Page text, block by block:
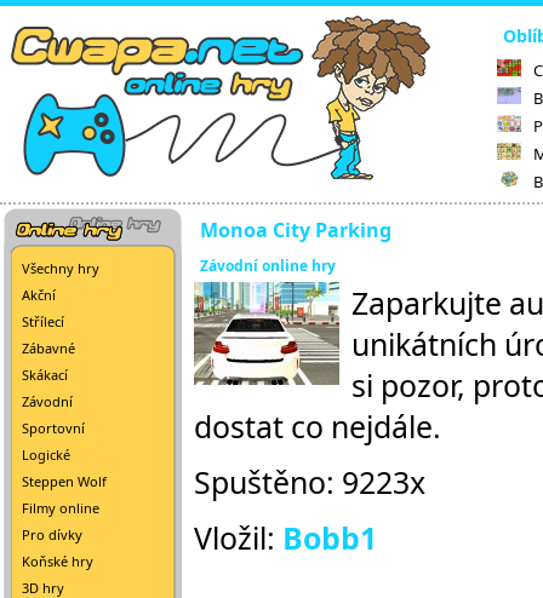
Všechny hry
Akční
Střílecí
Zábavné
Skákací
Závodní
Sportovní
Logické
Steppen Wolf
Filmy online
Pro dívky
Koňské hry
3D hry
Monoa City Parking
Závodní online hry
Zaparkujte
unikátních
si pozor,
dostat co nejdále.
Spuštěno: 9223x
Vložil: Bobb1